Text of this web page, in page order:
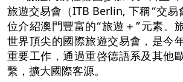
旅遊交易會（ITB Berlin, 下稱“交易
位介紹澳門豐富的“旅遊＋”元素。
世界頂尖的國際旅遊交易會，是今
重要工作，通過重啓德語系及其他
繫，擴大國際客源。